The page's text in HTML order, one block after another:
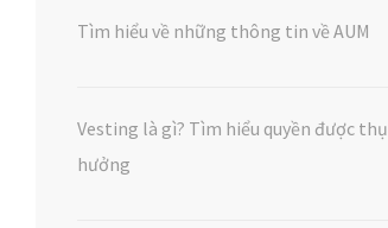
Tìm hiểu về những thông tin về AUM
Vesting là gì? Tìm hiểu quyền được thụ
hưởng